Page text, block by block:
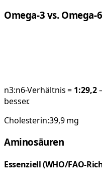
Omega-3 vs. Omega-6
n3:n6-Verhältnis = 1:29,2
besser.
Cholesterin:39,9mg
Aminosäuren
Essenziell (WHO/FAO-